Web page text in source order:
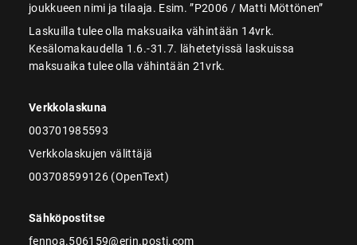
joukkueen nimi ja tilaaja. Esim. ”P2006 / Matti Möttönen”
Laskuilla tulee olla maksuaika vähintään 14vrk.
Kesälomakaudella 1.6.-31.7. lähetetyissä laskuissa
maksuaika tulee olla vähintään 21vrk.
Verkkolaskuna
003701985593
Verkkolaskujen välittäjä
003708599126 (OpenText)
Sähköpostitse
fennoa.506159@erin.posti.com